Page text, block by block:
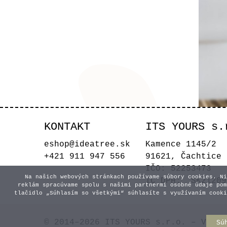
KONTAKT
eshop@ideatree.sk
+421 911 947 556
ITS YOURS
Kamence 1145/2
91621, Čachtice
IČO: 52253473
IČ DPH:
© 2014–2026 ITS YOURS s.r.o. –
Na našich webových stránkach používame súbory
reklám spracúvame spolu s našimi partnermi osobné údaje
tlačidlo „Súhlasím so všetkými“ súhlasíte s využívaním